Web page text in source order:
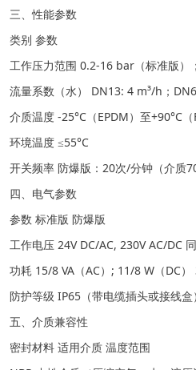
三、性能参数
类别 参数
工作压力范围 0.2-16 bar（标准版）
流量系数（水） DN13: 4 m³/h；
介质温度 -25°C（EPDM）至+90°C（
环境温度 ≤55°C
开关频率 防爆版：20次/分钟（介质
四、电气参数
参数 标准版 防爆版
工作电压 24V DC/AC, 230V AC/DC
功耗 15/8 VA（AC）; 11/8 W（DC）
防护等级 IP65（带电缆插头或接线盒
五、介质兼容性
密封材料 适用介质 温度范围